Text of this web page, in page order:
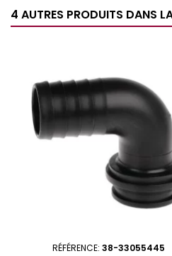
4 AUTRES PRODUITS DANS
RÉFÉRENCE: 38-33055445